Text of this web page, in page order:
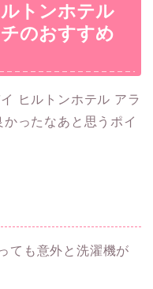
トンホテル
のおすすめ
ヒルトンホテル アラ
ったなあと思うポイ
ても意外と洗濯機が